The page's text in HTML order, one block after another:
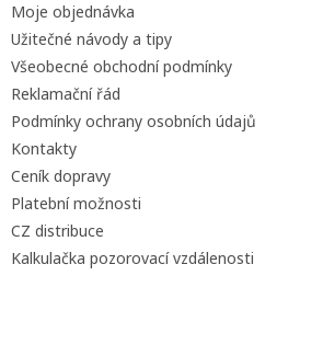
Moje objednávka
Užitečné návody a tipy
Všeobecné obchodní podmínky
Reklamační řád
Podmínky ochrany osobních údajů
Kontakty
Ceník dopravy
Platební možnosti
CZ distribuce
Kalkulačka pozorovací vzdálenosti